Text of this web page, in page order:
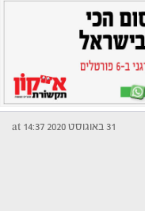
31 באוגוסט 2020 at 14:37